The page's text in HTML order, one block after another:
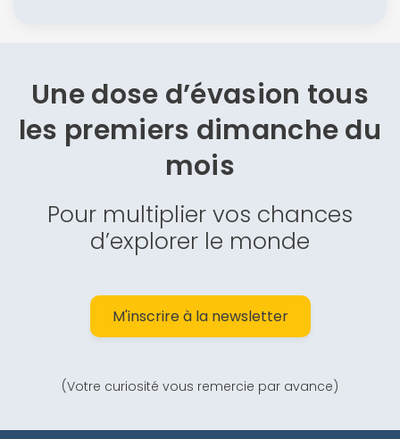
Une dose d’évasion tous
les premiers dimanche du
mois
Pour multiplier vos chances
d’explorer le monde
M'inscrire à la newsletter
(Votre curiosité vous remercie par avance)